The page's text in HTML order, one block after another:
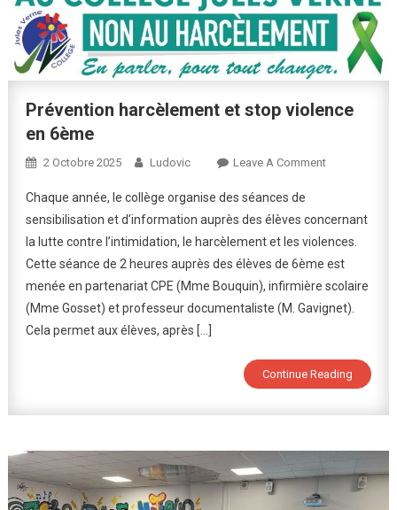
Prévention harcèlement et stop violence
en 6ème
2 Octobre 2025 Ludovic Leave A CommentOn
Et
Stop
Violence
En
6ème
Chaque année, le collège organise des séances de
sensibilisation et d’information auprès des élèves concernant
la lutte contre l’intimidation, le harcèlement et les violences.
Cette séance de 2 heures auprès des élèves de 6ème est
menée en partenariat CPE (Mme Bouquin), infirmière scolaire
(Mme Gosset) et professeur documentaliste (M. Gavignet).
Cela permet aux élèves, après […]
Continue Reading